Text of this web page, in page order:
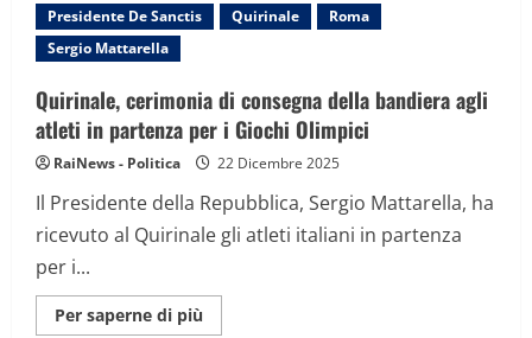
atleti
in
Giochi
Olimpici
Presidente De Sanctis
Quirinale
Roma
Sergio Mattarella
Quirinale, cerimonia di consegna della bandiera agli
atleti in partenza per i Giochi Olimpici
RaiNews - Politica 22 Dicembre 2025
Il Presidente della Repubblica, Sergio Mattarella, ha
ricevuto al Quirinale gli atleti italiani in partenza
per i...
Per saperne di più
informazioni